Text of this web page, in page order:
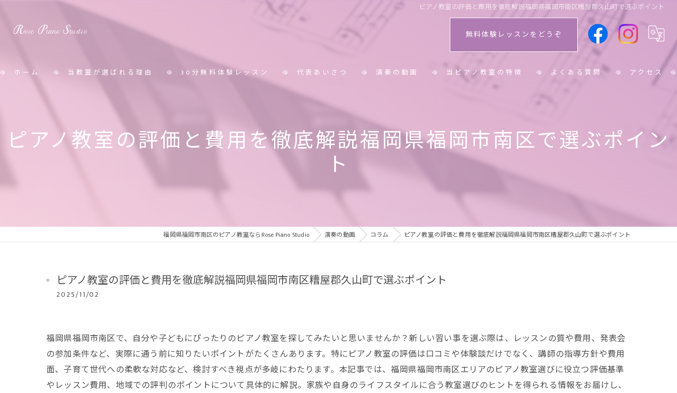
ピアノ教室の評価と費用を徹底解説福岡県福岡市南区糟屋郡久山町で選ぶポイント
無料体験レッスンをどうぞ
ホーム 当教室が選ばれる理由 30分無料体験レッスン 代表あいさつ 演奏の動画 当ピアノ教室の特徴
中学生
大人
よくある質問 アクセス
ピアノ教室の評価と費用を徹底解説福岡県福岡市南区で選ぶポイン
ト
福岡県福岡市南区のピアノ教室ならRose Piano Studio 演奏の動画 コラム ピアノ教室の評価と費用を徹底解説福岡県福岡市南区糟屋郡久山町で選ぶポイント
ピアノ教室の評価と費用を徹底解説福岡県福岡市南区糟屋郡久山町で選ぶポイント
2025/11/02
福岡県福岡市南区で、自分や子どもにぴったりのピアノ教室を探してみたいと思いませんか？新しい習い事を選ぶ際は、レッスンの質や費用、発表会
の参加条件など、実際に通う前に知りたいポイントがたくさんあります。特にピアノ教室の評価は口コミや体験談だけでなく、講師の指導方針や費用
面、子育て世代への柔軟な対応など、検討すべき視点が多岐にわたります。本記事では、福岡県福岡市南区エリアのピアノ教室選びに役立つ評価基準
やレッスン費用、地域での評判のポイントについて具体的に解説。家族や自身のライフスタイルに合う教室選びのヒントを得られる情報をお届けし、